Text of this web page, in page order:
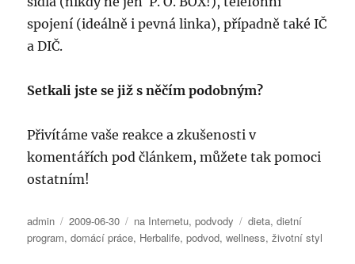
spojení (ideálně i pevná linka), případně také IČ
a DIČ.
Setkali jste se již s něčím podobným?
Přivítáme vaše reakce a zkušenosti v
komentářích pod článkem, můžete tak pomoci
ostatním!
Autor:
admin Publikováno:
2009-06-30 Rubriky:
na Internetu,podvody Štítky:
dieta,dietní
program,domácí práce, Herbalife,podvod,wellness,životní styl